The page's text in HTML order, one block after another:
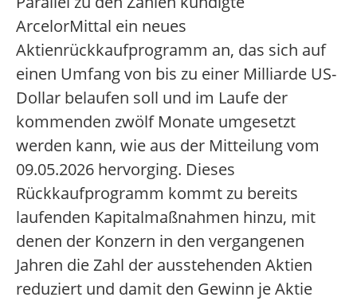
ArcelorMittal ein neues
Aktienrückkaufprogramm an, das sich auf
einen Umfang von bis zu einer Milliarde US-
Dollar belaufen soll und im Laufe der
kommenden zwölf Monate umgesetzt
werden kann, wie aus der Mitteilung vom
09.05.2026 hervorging. Dieses
Rückkaufprogramm kommt zu bereits
laufenden Kapitalmaßnahmen hinzu, mit
denen der Konzern in den vergangenen
Jahren die Zahl der ausstehenden Aktien
reduziert und damit den Gewinn je Aktie